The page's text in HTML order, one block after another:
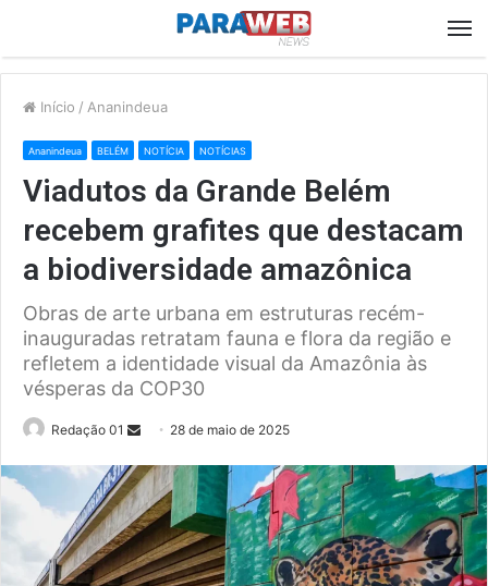
Início / Ananindeua
Ananindeua BELÉM NOTÍCIA NOTÍCIAS
Viadutos da Grande Belém
recebem grafites que destacam
a biodiversidade amazônica
Obras de arte urbana em estruturas recém-
inauguradas retratam fauna e flora da região e
refletem a identidade visual da Amazônia às
vésperas da COP30
Redação 01
Send
email
28 de maio de 2025